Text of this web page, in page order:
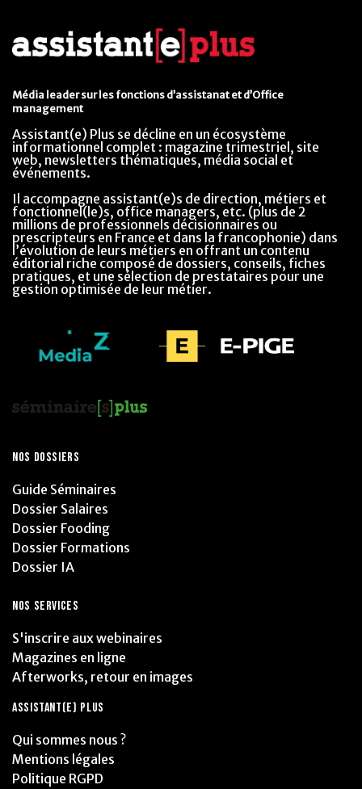
Média leader sur les fonctions d’assistanat et d’Office
management
Assistant(e) Plus se décline en un écosystème
informationnel complet : magazine trimestriel, site
web, newsletters thématiques, média social et
événements.
Il accompagne assistant(e)s de direction, métiers et
fonctionnel(le)s, office managers, etc. (plus de 2
millions de professionnels décisionnaires ou
prescripteurs en France et dans la francophonie) dans
l’évolution de leurs métiers en offrant un contenu
éditorial riche composé de dossiers, conseils, fiches
pratiques, et une sélection de prestataires pour une
gestion optimisée de leur métier.
NOS DOSSIERS
Guide Séminaires
Dossier Salaires
Dossier Fooding
Dossier Formations
Dossier IA
NOS SERVICES
S'inscrire aux webinaires
Magazines en ligne
Afterworks, retour en images
ASSISTANT(E) PLUS
Qui sommes nous ?
Mentions légales
Politique RGPD